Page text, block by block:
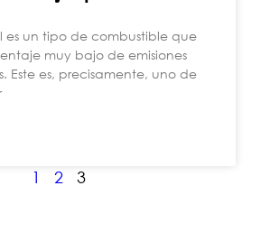
es un tipo de combustible que
muy bajo de emisiones
Este es, precisamente, uno de
1 2 3